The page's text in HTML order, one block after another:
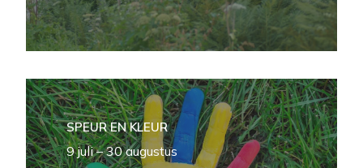
SPEUR EN KLEUR
9 juli – 30 augustus